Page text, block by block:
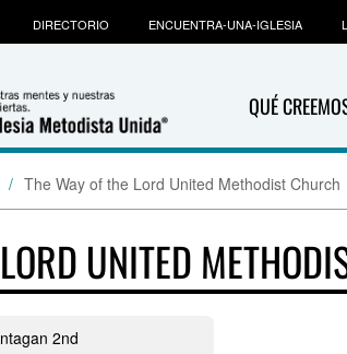
QUÉ
DIRECTORIO ENCUENTRA-UNA-IGLESIA
The Way of the Lord United Methodist Church
UNITED
2nd